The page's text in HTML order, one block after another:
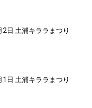
日 土浦キララまつり
日 土浦キララまつり